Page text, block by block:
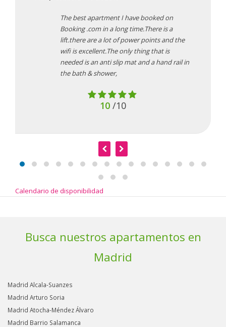
The best apartment I have booked on
Booking .com in a long time.There is a
lift.there are a lot of power points and the
wifi is excellent.The only thing that is
needed is an anti slip mat and a hand rail in
the bath & shower,
10 /10
Calendario de disponibilidad
Busca nuestros apartamentos en
Madrid
Madrid Alcala-Suanzes
Madrid Arturo Soria
Madrid Atocha-Méndez Álvaro
Madrid Barrio Salamanca